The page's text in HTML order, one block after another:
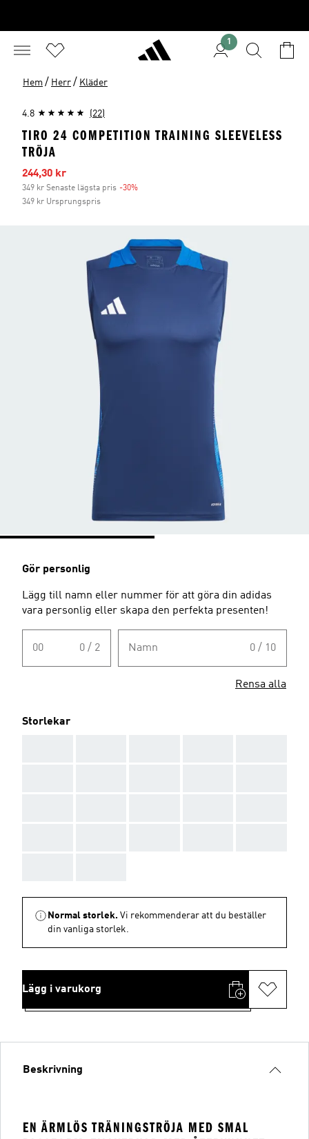
1
Hem / Herr / Kläder
4.8 (22)
TIRO 24 COMPETITION TRAINING SLEEVELESS
TRÖJA
Reapris
244,30 kr
349 kr Senaste lägsta pris -30%
349 kr Ursprungspris
Gör personlig
Lägg till namn eller nummer för att göra din adidas
vara personlig eller skapa den perfekta presenten!
00 0 / 2 Namn 0 / 10
Rensa alla
Storlekar
Normal storlek. Vi rekommenderar att du beställer
din vanliga storlek.
Lägg i varukorg
Beskrivning
EN ÄRMLÖS TRÄNINGSTRÖJA MED SMAL